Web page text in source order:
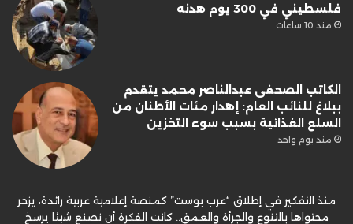
فلسطيني في 300 يوم هدنه
منذ 10 ساعات
الكاتب الصحفى عبدالناصر محمد يتقدم
ببلاغ للنائب العام: إهدار مئات الأطنان من
السلع الغذائية بسبب سوء التخزين
منذ يوم واحد
منذ التفكير في إطلاق “عرب بوست” كمنصة إعلامية عربية رائدة، يزخر
محتواها بالتنوع والجرأة والعمق.. كانت الفكرة أن نصنع شيئا يرسخ